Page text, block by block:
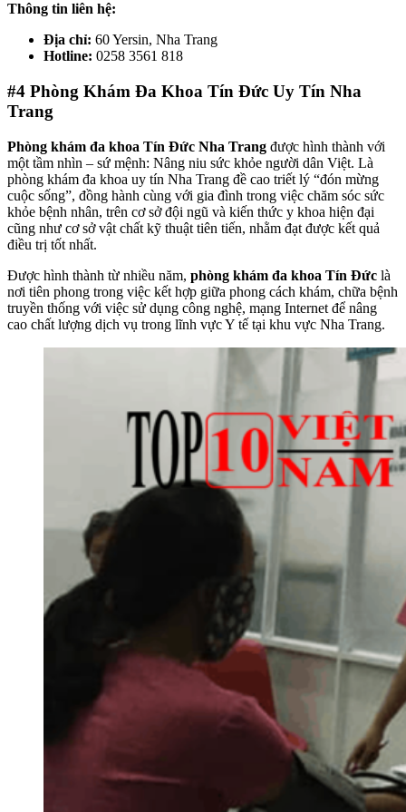
Thông tin liên hệ:
Địa chỉ: 60 Yersin, Nha Trang
Hotline: 0258 3561 818
#4 Phòng Khám Đa Khoa Tín Đức Uy Tín Nha
Trang
Phòng khám đa khoa Tín Đức Nha Trang được hình thành với
một tầm nhìn – sứ mệnh: Nâng niu sức khỏe người dân Việt. Là
phòng khám đa khoa uy tín Nha Trang đề cao triết lý “đón mừng
cuộc sống”, đồng hành cùng với gia đình trong việc chăm sóc sức
khỏe bệnh nhân, trên cơ sở đội ngũ và kiến thức y khoa hiện đại
cũng như cơ sở vật chất kỹ thuật tiên tiến, nhằm đạt được kết quả
điều trị tốt nhất.
Được hình thành từ nhiều năm, phòng khám đa khoa Tín Đức là
nơi tiên phong trong việc kết hợp giữa phong cách khám, chữa bệnh
truyền thống với việc sử dụng công nghệ, mạng Internet để nâng
cao chất lượng dịch vụ trong lĩnh vực Y tế tại khu vực Nha Trang.